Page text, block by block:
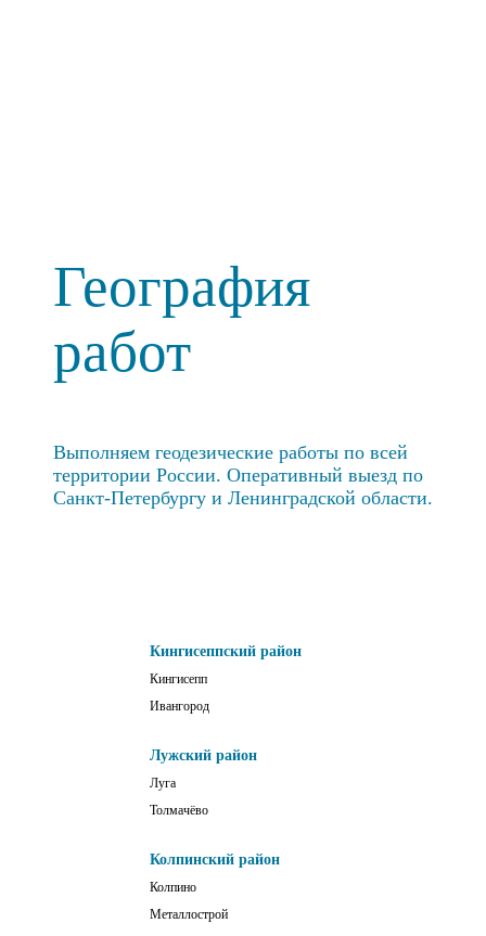
География
работ
Выполняем геодезические работы по всей
территории России. Оперативный выезд по
Санкт-Петербургу и Ленинградской области.
Кингисеппский район
Кингисепп
Ивангород
Лужский район
Луга
Толмачёво
Колпинский район
Колпино
Металлострой